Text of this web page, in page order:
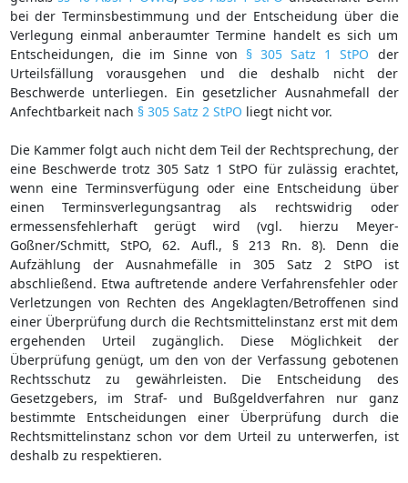
bei der Terminsbestimmung und der Entscheidung über die
Verlegung einmal anberaumter Termine handelt es sich um
Entscheidungen, die im Sinne von § 305 Satz 1 StPO der
Urteilsfällung vorausgehen und die deshalb nicht der
Beschwerde unterliegen. Ein gesetzlicher Ausnahmefall der
Anfechtbarkeit nach § 305 Satz 2 StPO liegt nicht vor.
Die Kammer folgt auch nicht dem Teil der Rechtsprechung, der
eine Beschwerde trotz 305 Satz 1 StPO für zulässig erachtet,
wenn eine Terminsverfügung oder eine Entscheidung über
einen Terminsverlegungsantrag als rechtswidrig oder
ermessensfehlerhaft gerügt wird (vgl. hierzu Meyer-
Goßner/Schmitt, StPO, 62. Aufl., § 213 Rn. 8). Denn die
Aufzählung der Ausnahmefälle in 305 Satz 2 StPO ist
abschließend. Etwa auftretende andere Verfahrensfehler oder
Verletzungen von Rechten des Angeklagten/Betroffenen sind
einer Überprüfung durch die Rechtsmittelinstanz erst mit dem
ergehenden Urteil zugänglich. Diese Möglichkeit der
Überprüfung genügt, um den von der Verfassung gebotenen
Rechtsschutz zu gewährleisten. Die Entscheidung des
Gesetzgebers, im Straf- und Bußgeldverfahren nur ganz
bestimmte Entscheidungen einer Überprüfung durch die
Rechtsmittelinstanz schon vor dem Urteil zu unterwerfen, ist
deshalb zu respektieren.